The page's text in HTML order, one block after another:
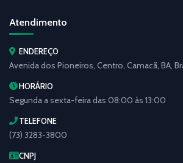
Atendimento
ENDEREÇO
Avenida dos Pioneiros, Centro, Camacã, BA,
HORÁRIO
Segunda a sexta-feira das 08:00 às 13:00
TELEFONE
(73) 3283-3800
CNPJ